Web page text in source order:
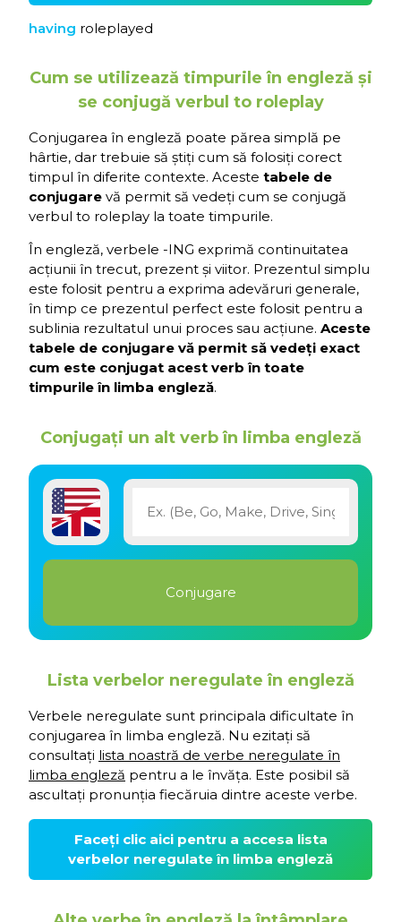
having roleplayed
Cum se utilizează timpurile în engleză și
se conjugă verbul to roleplay
Conjugarea în engleză poate părea simplă pe
hârtie, dar trebuie să știți cum să folosiți corect
timpul în diferite contexte. Aceste tabele de
conjugare vă permit să vedeți cum se conjugă
verbul to roleplay la toate timpurile.
În engleză, verbele -ING exprimă continuitatea
acțiunii în trecut, prezent și viitor. Prezentul simplu
este folosit pentru a exprima adevăruri generale,
în timp ce prezentul perfect este folosit pentru a
sublinia rezultatul unui proces sau acțiune. Aceste
tabele de conjugare vă permit să vedeți exact
cum este conjugat acest verb în toate
timpurile în limba engleză.
Conjugați un alt verb în limba engleză
Lista verbelor neregulate în engleză
Verbele neregulate sunt principala dificultate în
conjugarea în limba engleză. Nu ezitați să
consultați lista noastră de verbe neregulate în
limba engleză pentru a le învăța. Este posibil să
ascultați pronunția fiecăruia dintre aceste verbe.
Faceți clic aici pentru a accesa lista
verbelor neregulate în limba engleză